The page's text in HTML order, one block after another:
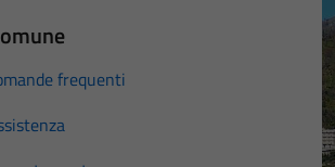
frequenti